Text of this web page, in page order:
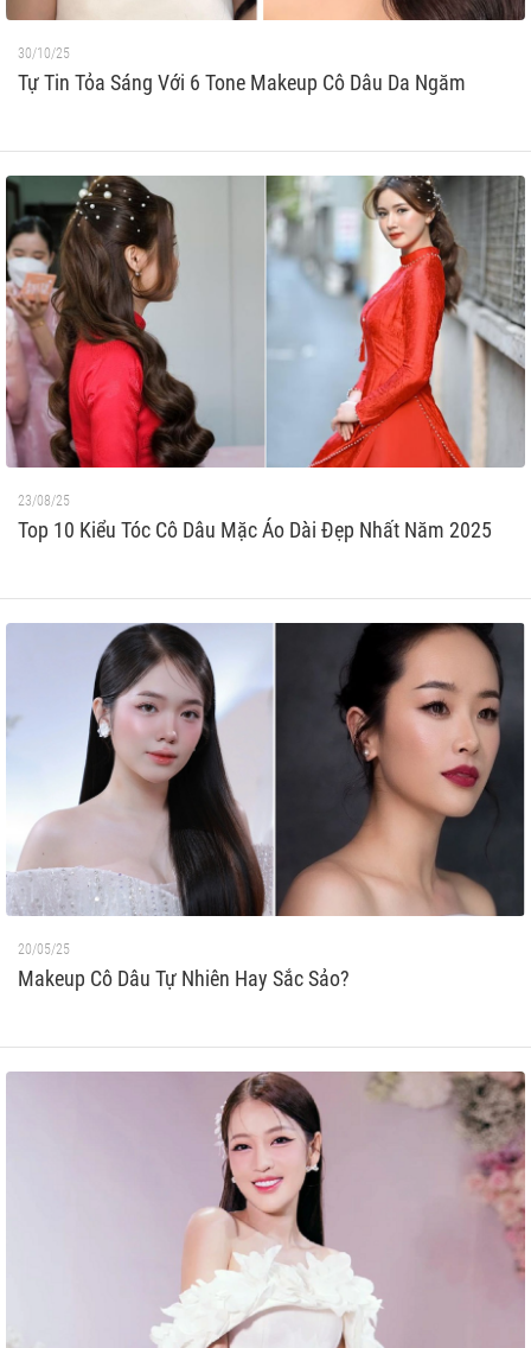
30/10/25
Tự Tin Tỏa Sáng Với 6 Tone Makeup Cô Dâu Da Ngăm
23/08/25
Top 10 Kiểu Tóc Cô Dâu Mặc Áo Dài Đẹp Nhất Năm 2025
20/05/25
Makeup Cô Dâu Tự Nhiên Hay Sắc Sảo?